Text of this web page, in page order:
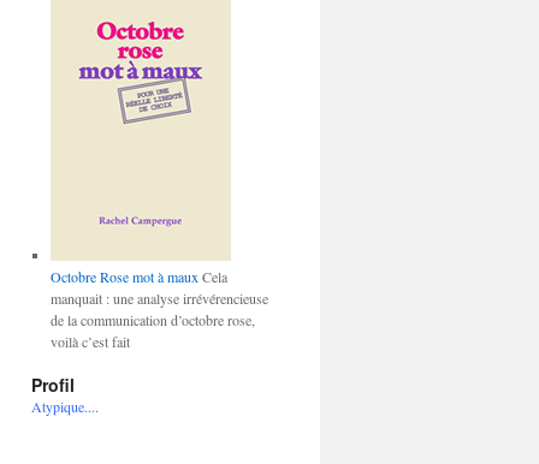
Octobre Rose mot à maux Cela
manquait : une analyse irrévérencieuse
de la communication d’octobre rose,
voilà c’est fait
Profil
Atypique....